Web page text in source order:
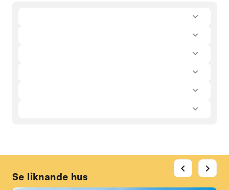
Se liknande hus
chevron_left chevron_right